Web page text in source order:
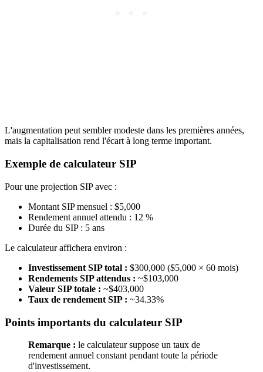
L'augmentation peut sembler modeste dans les premières années,
mais la capitalisation rend l'écart à long terme important.
Exemple de calculateur SIP
Pour une projection SIP avec :
Montant SIP mensuel : $5,000
Rendement annuel attendu : 12 %
Durée du SIP : 5 ans
Le calculateur affichera environ :
Investissement SIP total : $300,000 ($5,000 × 60 mois)
Rendements SIP attendus : ~$103,000
Valeur SIP totale : ~$403,000
Taux de rendement SIP : ~34.33%
Points importants du calculateur SIP
Remarque : le calculateur suppose un taux de
rendement annuel constant pendant toute la période
d'investissement.